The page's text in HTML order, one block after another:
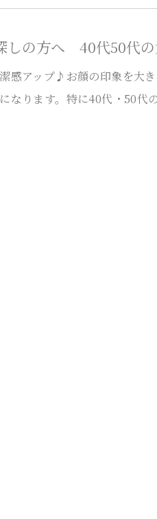
しの方へ 40代50代の
感アップ♪お顔の印象を大
なります。特に40代・50代